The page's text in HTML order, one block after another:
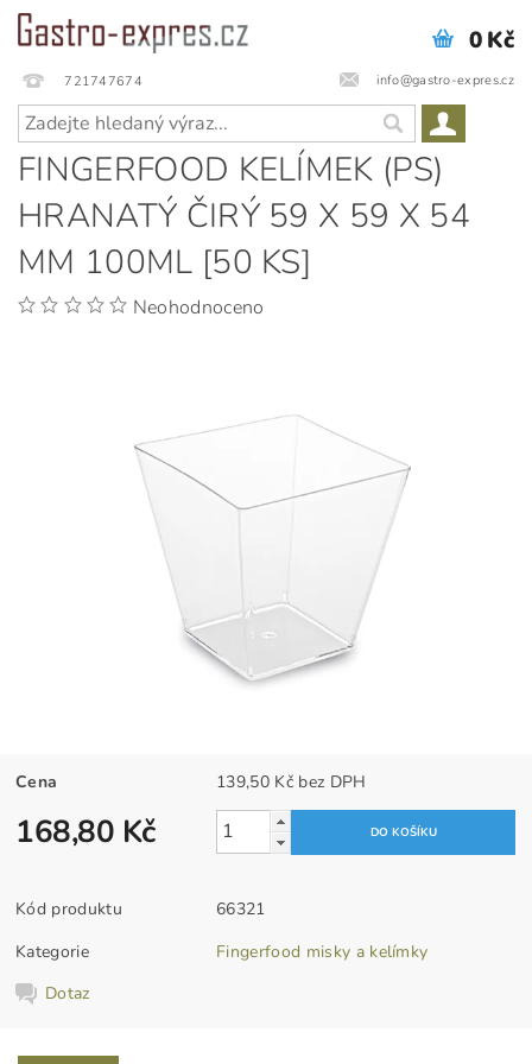
721747674 info@gastro-expres.cz
0 Kč
FINGERFOOD KELÍMEK (PS)
HRANATÝ ČIRÝ 59 X 59 X 54
MM 100ML [50 KS]
Neohodnoceno
Cena 139,50 Kč bez DPH
168,80 Kč
Kód produktu
66321
Kategorie
Fingerfood misky a kelímky
Dotaz